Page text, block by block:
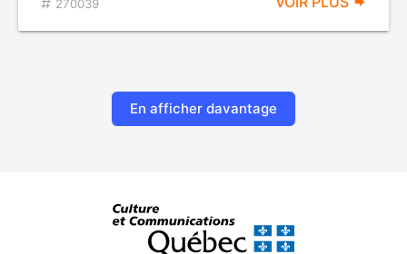
270039
En afficher davantage